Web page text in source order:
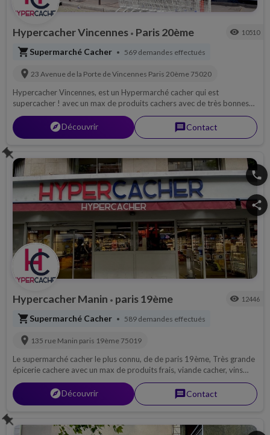
Hypercacher Vincennes • Paris 20ème visibility 10510
shopping_cartSupermarché Cacher • 569 demandes effectués
location_on 23 Avenue de la Porte de Vincennes Paris 20ème 75020
Hypercacher Vincennes, est un Hypermarché cacher qui est
supercacher ! avec un max de produits cachers avec de très bonnes
surveillances casheres. Supermarché cacher en ligne, pour toutes vos
livraisons.
explorerDécouvrir messageContact
phone
share
Hypercacher Manin • paris 19ème visibility 12446
shopping_cartSupermarché Cacher • 589 demandes effectués
location_on 135 rue Manin paris 19ème 75019
Le supermarché cacher le plus connu, de de paris 19ème, Très grande
épicerie cachere avec un max de produits frais, viande cacher, vins
cacher, fromage cacher et pleins d'autres produits nouveaux tous les
jours !
explorerDécouvrir messageContact